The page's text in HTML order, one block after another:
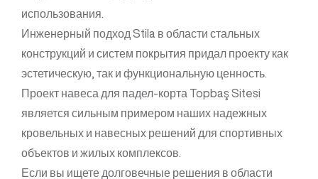
использования.
Инженерный подход Stila в области стальных
конструкций и систем покрытия придал проекту как
эстетическую, так и функциональную ценность.
Проект навеса для падел-корта Topbaş Sitesi
является сильным примером наших надежных
кровельных и навесных решений для спортивных
объектов и жилых комплексов.
Если вы ищете долговечные решения в области